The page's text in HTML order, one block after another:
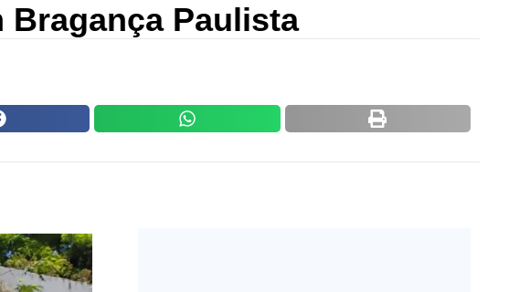
Bragança Paulista